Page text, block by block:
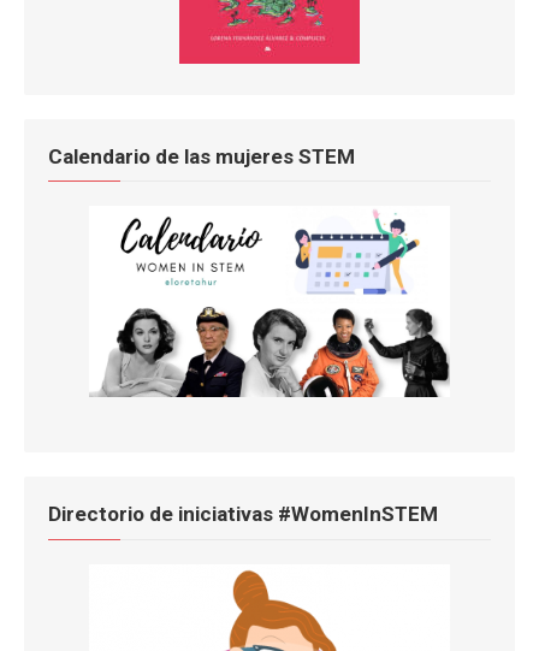
Calendario de las mujeres STEM
Directorio de iniciativas #WomenInSTEM